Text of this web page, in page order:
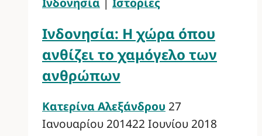
Ινδονησία: Η χώρα όπου
ανθίζει το χαμόγελο των
ανθρώπων
Κατερίνα Αλεξάνδρου 27
Ιανουαρίου 201422 Ιουνίου 2018